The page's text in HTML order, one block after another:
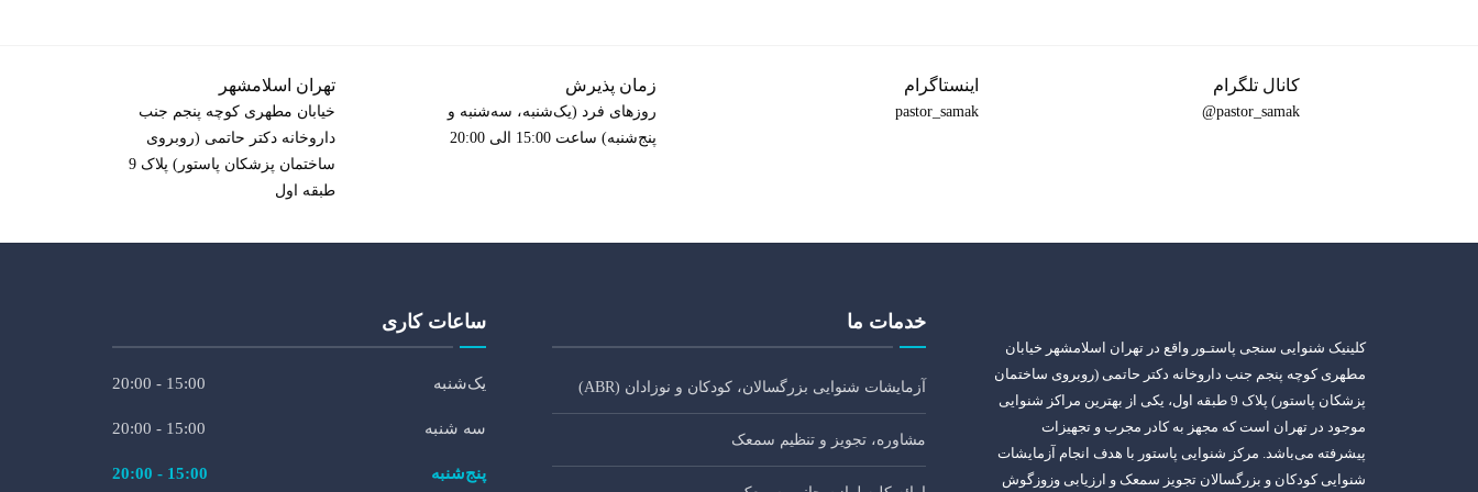
کانال تلگرام
pastor_samak@
اینستاگرام
pastor_samak
زمان پذیرش
روزهای فرد (یک‌شنبه، سه‌شنبه و
پنج‌شنبه) ساعت 15:00 الی 20:00
تهران اسلامشهر
خیابان مطهری کوچه پنجم جنب
داروخانه دکتر حاتمی (روبروی
ساختمان پزشکان پاستور) پلاک 9
طبقه اول
کلینیک شنوایی سنجی پاستـور واقع در تهران اسلامشهر خیابان
مطهری کوچه پنجم جنب داروخانه دکتر حاتمی (روبروی ساختمان
پزشکان پاستور) پلاک 9 طبقه اول، یکی از بهترین مراکز شنوایی
موجود در تهران است که مجهز به کادر مجرب و تجهیزات
پیشرفته می‌باشد. مرکز شنوایی پاستور با هدف انجام آزمایشات
شنوایی کودکان و بزرگسالان تجویز سمعک و ارزیابی وزوزگوش
خدمات ما
آزمایشات شنوایی بزرگسالان، کودکان و نوزادان (ABR)
مشاوره، تجویز و تنظیم سمعک
ساعات کاری
یک‌شنبه 15:00 - 20:00
سه شنبه 15:00 - 20:00
پنج‌شنبه 15:00 - 20:00